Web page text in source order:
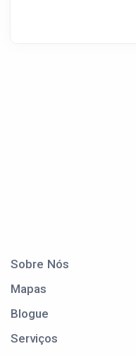
Sobre Nós
Mapas
Blogue
Serviços